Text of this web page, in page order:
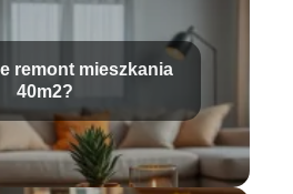
remont mieszkania
40m2?